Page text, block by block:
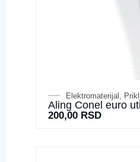
Elektromaterijal
Aling Conel euro
200,00 RSD